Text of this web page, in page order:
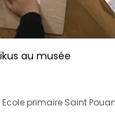
au musée
primaire Saint